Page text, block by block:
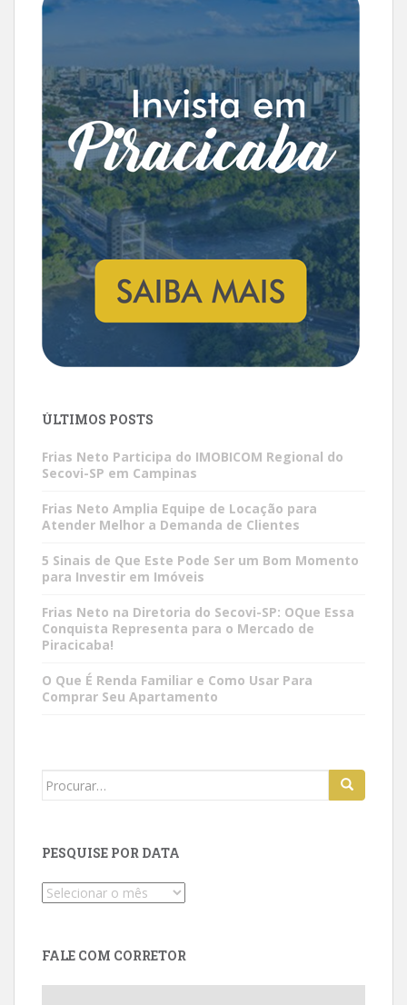
ÚLTIMOS POSTS
Frias Neto Participa do IMOBICOM Regional do
Secovi-SP em Campinas
Frias Neto Amplia Equipe de Locação para
Atender Melhor a Demanda de Clientes
5 Sinais de Que Este Pode Ser um Bom Momento
para Investir em Imóveis
Frias Neto na Diretoria do Secovi-SP: OQue Essa
Conquista Representa para o Mercado de
Piracicaba!
O Que É Renda Familiar e Como Usar Para
Comprar Seu Apartamento
Search
PESQUISE POR DATA
Pesquise
FALE COM CORRETOR